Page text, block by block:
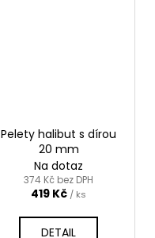
Pelety halibut s dírou
20 mm
Na dotaz
374 Kč bez DPH
419 Kč / ks
DETAIL